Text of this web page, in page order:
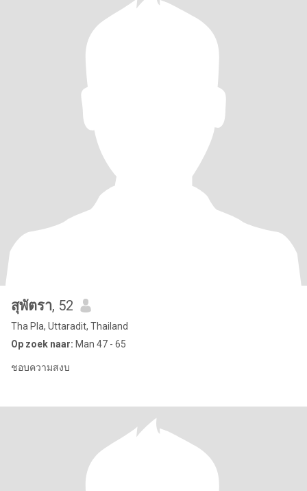
สุพัตรา, 52
Tha Pla, Uttaradit, Thailand
Op zoek naar: Man 47 - 65
ชอบความสงบ